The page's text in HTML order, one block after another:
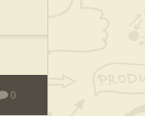
0